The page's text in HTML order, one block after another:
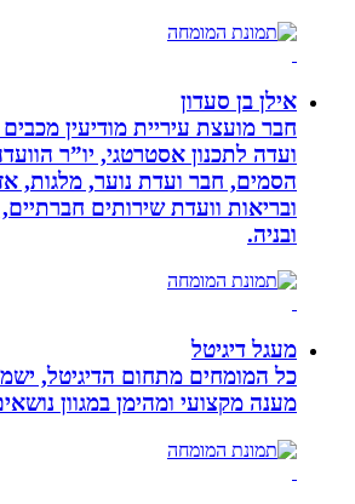
אילן בן סעדון
חבר מועצת עיריית מודיעין מכבים
ועדה לתכנון אסטרטגי, יו”ר הוועדה
הסמים, חבר ועדת נוער, מלגות,
ובריאות וועדת שירותים חברתיים,
מעגל דיגיטל
כל המומחים מתחום הדיגיטל, ישמחו
מענה מקצועי ומהימן במגוון נושאים!